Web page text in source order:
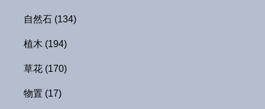
自然石 (134)
植木 (194)
草花 (170)
物置 (17)